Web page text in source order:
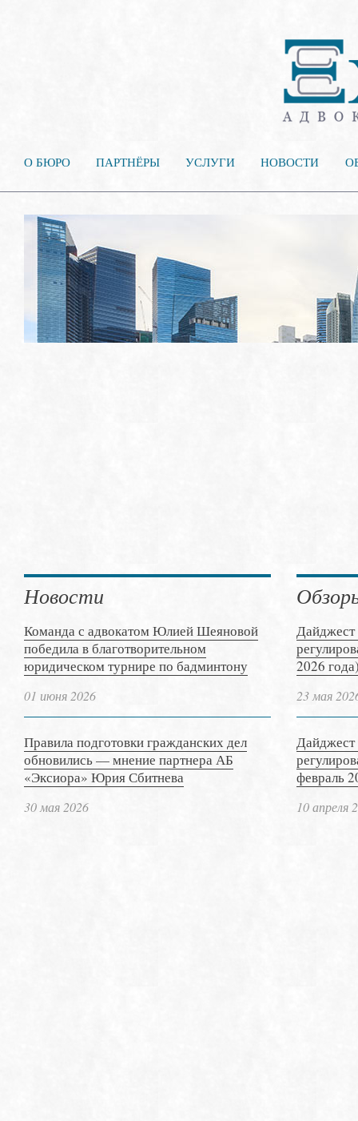
О БЮРО ПАРТНЁРЫ УСЛУГИ НОВОСТИ
Новости
Команда с адвокатом Юлией Шеяновой
победила в благотворительном
юридическом турнире по бадминтону
01 июня 2026
Правила подготовки гражданских дел
обновились — мнение партнера АБ
«Эксиора» Юрия Сбитнева
30 мая 2026
Дайджест
2026
23 мая
Дайджест
февраль
10 апреля